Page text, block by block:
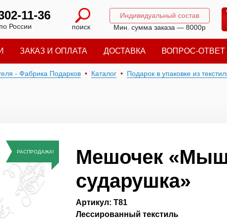
11-36
России поиск
Индивидуальный состав
Мин. сумма заказа — 8000р
ЗАКАЗ И ОПЛАТА ДОСТАВКА ВОПРОС-ОТВЕТ
- Фабрика Подарков Каталог
Подарок в упаковке из
РАСПРОДАЖА!
Мешочек
сударушка»
Артикул: Т81
Лессированный текстиль